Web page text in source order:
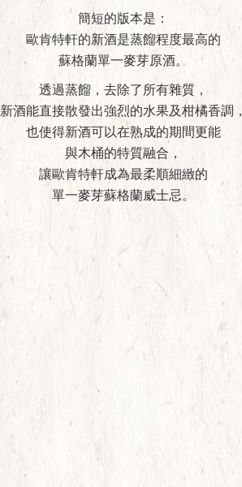
簡短的版本是：
歐肯特軒的新酒是蒸餾程度最高的
蘇格蘭單一麥芽原酒。
透過蒸餾，去除了所有雜質，
新酒能直接散發出強烈的水果及柑橘香調，
也使得新酒可以在熟成的期間更能
與木桶的特質融合，
讓歐肯特軒成為最柔順細緻的
單一麥芽蘇格蘭威士忌。